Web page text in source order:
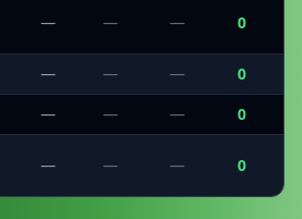
— — — 0
— — — 0
— — — 0
— — — 0